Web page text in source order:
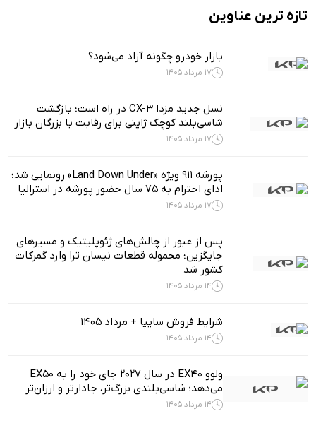
تازه ترین عناوین
بازار خودرو چگونه آزاد می‌شود؟
17 مرداد 1405
نسل جدید مزدا CX-3 در راه است؛ بازگشت
شاسی‌بلند کوچک ژاپنی برای رقابت با بزرگان بازار
17 مرداد 1405
پورشه 911 ویژه «Land Down Under» رونمایی شد؛
ادای احترام به ۷۵ سال حضور پورشه در استرالیا
17 مرداد 1405
پس از عبور از چالش‌های ژئوپلیتیک و مسیرهای
جایگزین؛ محموله قطعات نیسان ترا وارد گمرکات
کشور شد
14 مرداد 1405
شرایط فروش سایپا + مرداد 1405
14 مرداد 1405
ولوو EX40 در سال ۲۰۲۷ جای خود را به EX50
می‌دهد؛ شاسی‌بلندی بزرگ‌تر، جادارتر و ارزان‌تر
14 مرداد 1405